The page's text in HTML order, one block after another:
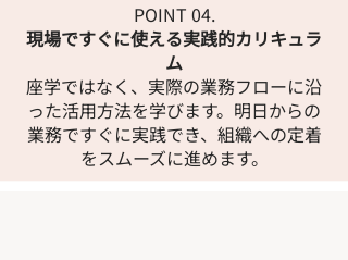
POINT 04.
現場ですぐに使える実践的カリキュラ
ム
座学ではなく、実際の業務フローに沿
った活用方法を学びます。明日からの
業務ですぐに実践でき、組織への定着
をスムーズに進めます。